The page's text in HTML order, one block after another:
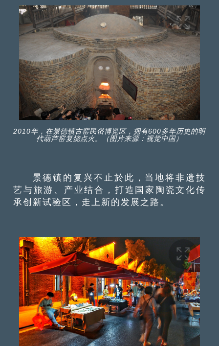
2010年，在景德镇古窑民俗博览区，拥有600多年历史的明
代葫芦窑复烧点火。（图片来源：视觉中国）
景德镇的复兴不止於此，当地将非遗技
艺与旅游、产业结合，打造国家陶瓷文化传
承创新试验区，走上新的发展之路。